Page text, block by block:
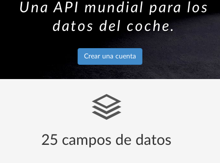
Una API mundial para los
datos del coche.
Crear una cuenta
25 campos de datos